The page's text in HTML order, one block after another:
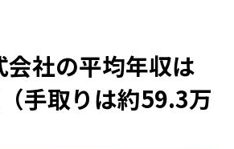
会社の平均年収は
手取りは約59.3万